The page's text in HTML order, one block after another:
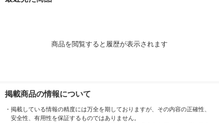
商品を閲覧すると履歴が表示されます
掲載商品の情報について
・ 掲載している情報の精度には万全を期しておりますが、その内容の正確性、
安全性、有用性を保証するものではありません。